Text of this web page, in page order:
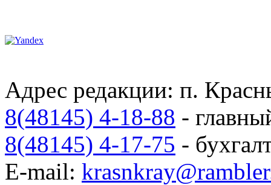
Адрес редакции: п.
8(48145) 4-18-88 -
8(48145) 4-17-75 -
E-mail: